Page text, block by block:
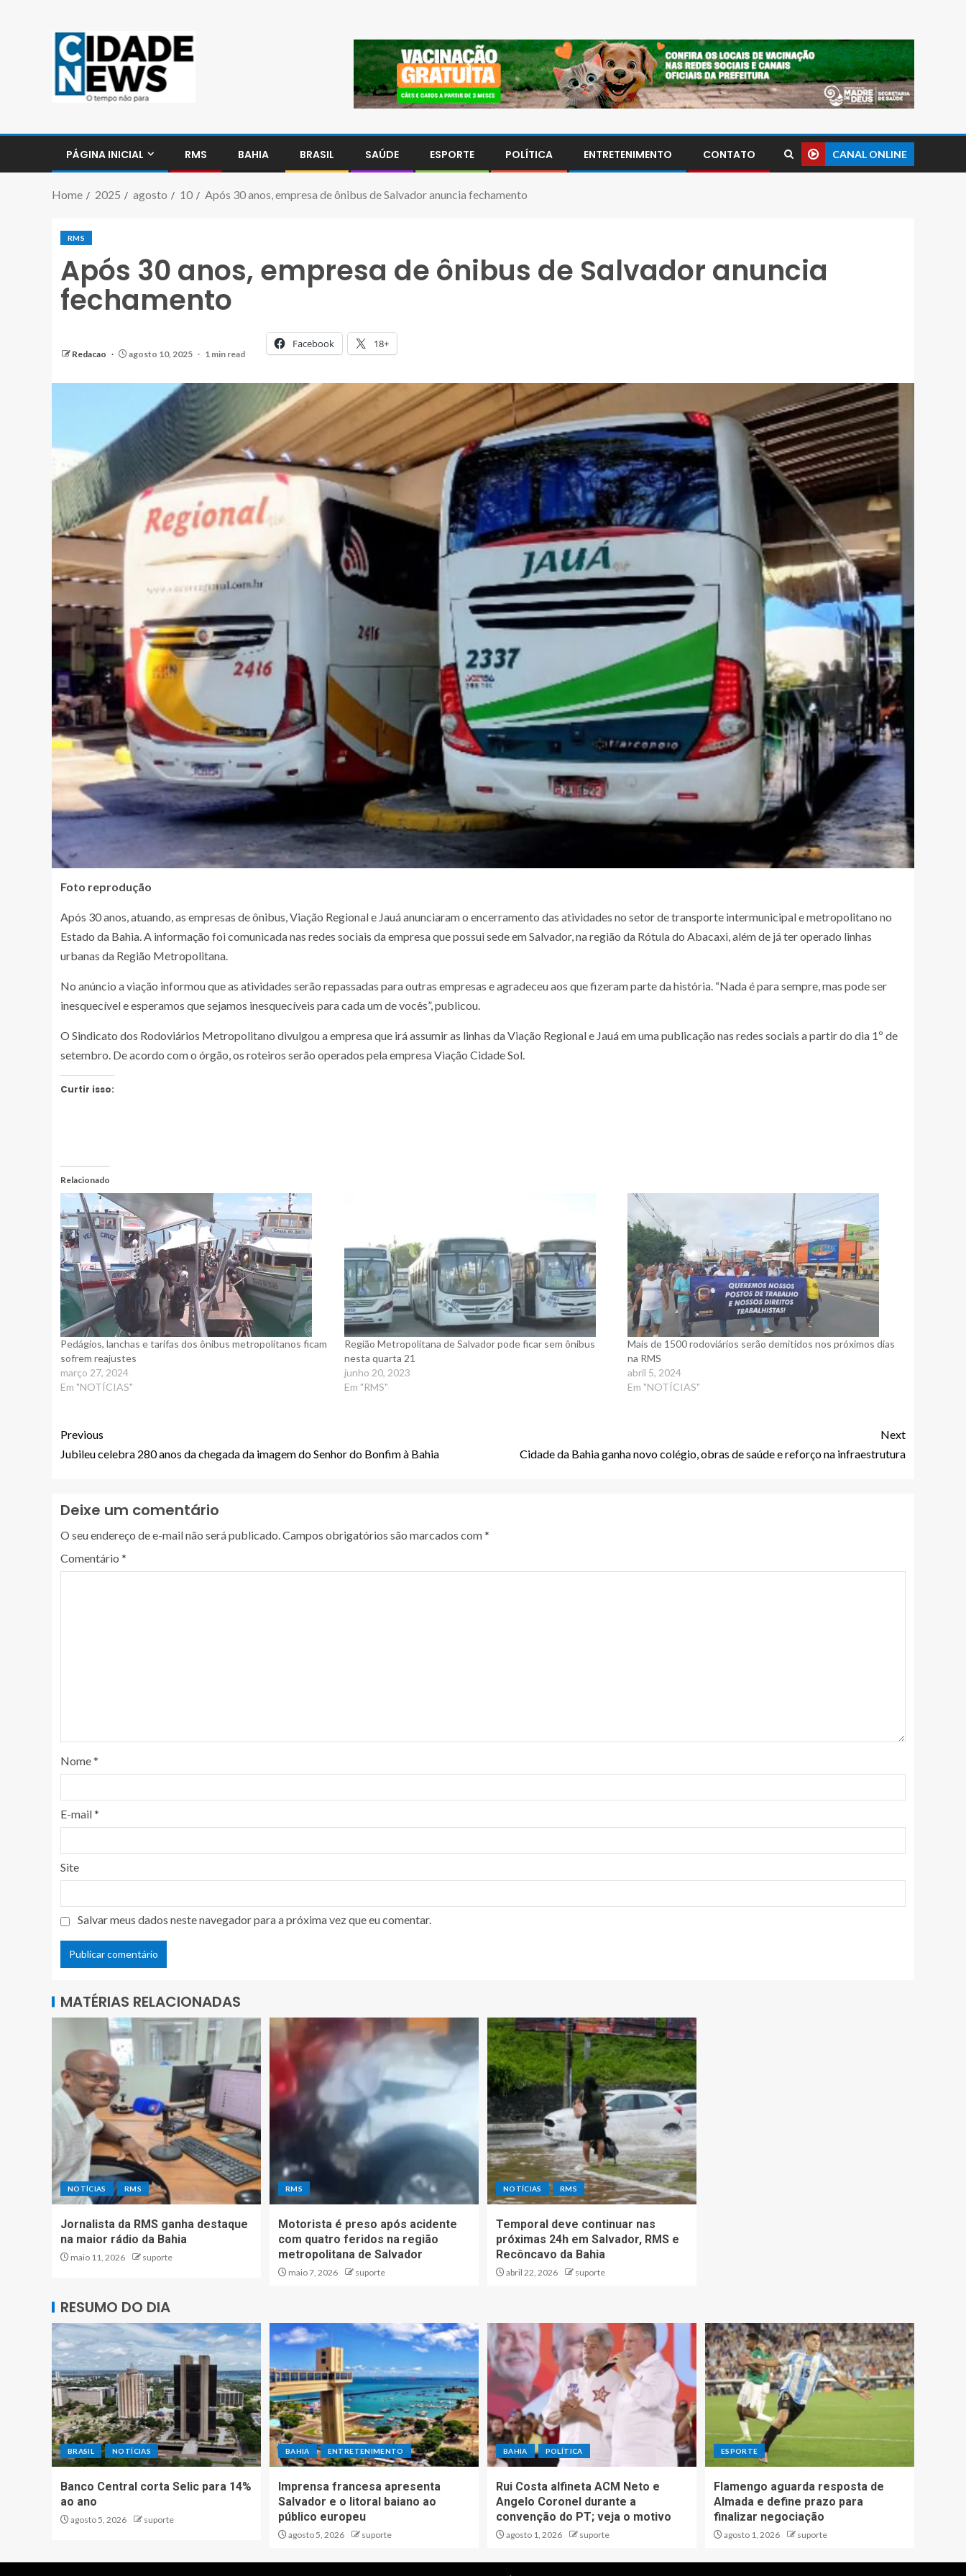
PÁGINA INICIAL RMS BAHIA BRASIL SAÚDE ESPORTE POLÍTICA ENTRETENIMENTO CONTATO CANAL ONLINE
Home 2025 agosto 10 Após 30 anos, empresa de ônibus de Salvador anuncia fechamento
RMS
Após 30 anos, empresa de ônibus de Salvador anuncia
fechamento
Redacao agosto 10, 2025 1 min read
Facebook 18+
Foto reprodução
Após 30 anos, atuando, as empresas de ônibus, Viação Regional e Jauá anunciaram o encerramento das atividades no setor de transporte intermunicipal e metropolitano no
Estado da Bahia. A informação foi comunicada nas redes sociais da empresa que possui sede em Salvador, na região da Rótula do Abacaxi, além de já ter operado linhas
urbanas da Região Metropolitana.
No anúncio a viação informou que as atividades serão repassadas para outras empresas e agradeceu aos que fizeram parte da história. “Nada é para sempre, mas pode ser
inesquecível e esperamos que sejamos inesquecíveis para cada um de vocês”, publicou.
O Sindicato dos Rodoviários Metropolitano divulgou a empresa que irá assumir as linhas da Viação Regional e Jauá em uma publicação nas redes sociais a partir do dia 1º de
setembro. De acordo com o órgão, os roteiros serão operados pela empresa Viação Cidade Sol.
Curtir isso:
Relacionado
Pedágios, lanchas e tarifas dos ônibus metropolitanos ficam
sofrem reajustes
março 27, 2024
Em "NOTÍCIAS"
Região Metropolitana de Salvador pode ficar sem ônibus
nesta quarta 21
junho 20, 2023
Em "RMS"
Mais de 1500 rodoviários serão demitidos nos próximos dias
na RMS
abril 5, 2024
Em "NOTÍCIAS"
Previous
Jubileu celebra 280 anos da chegada da imagem do Senhor do Bonfim à Bahia
Next
Cidade da Bahia ganha novo colégio, obras de saúde e reforço na infraestrutura
Deixe um comentário
O seu endereço de e-mail não será publicado.Campos obrigatórios são marcados com*
Comentário *
Nome*
E-mail*
Site
Salvar meus dados neste navegador para a próxima vez que eu comentar.
MATÉRIAS RELACIONADAS
NOTÍCIAS RMS
Jornalista da RMS ganha destaque
na maior rádio da Bahia
maio 11, 2026 suporte
RMS
Motorista é preso após acidente
com quatro feridos na região
metropolitana de Salvador
maio 7, 2026 suporte
NOTÍCIAS RMS
Temporal deve continuar nas
próximas 24h em Salvador, RMS e
Recôncavo da Bahia
abril 22, 2026 suporte
RESUMO DO DIA
BRASIL NOTÍCIAS
Banco Central corta Selic para 14%
ao ano
agosto 5, 2026 suporte
BAHIA ENTRETENIMENTO
Imprensa francesa apresenta
Salvador e o litoral baiano ao
público europeu
agosto 5, 2026 suporte
BAHIA POLÍTICA
Rui Costa alfineta ACM Neto e
Angelo Coronel durante a
convenção do PT; veja o motivo
agosto 1, 2026 suporte
ESPORTE
Flamengo aguarda resposta de
Almada e define prazo para
finalizar negociação
agosto 1, 2026 suporte